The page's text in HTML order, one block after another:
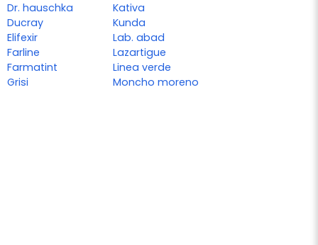
Dr. hauschka
Ducray
Elifexir
Farline
Farmatint
Grisi
Kativa
Kunda
Lab. abad
Lazartigue
Linea verde
Moncho moreno